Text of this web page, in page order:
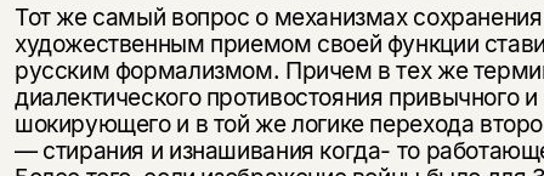
Тот же самый вопрос о механизмах
художественным приемом своей функции
русским формализмом. Причем в тех же
диалектического противостояния привычного и
шокирующего и в той же логике перехода
— стирания и изнашивания когда- то